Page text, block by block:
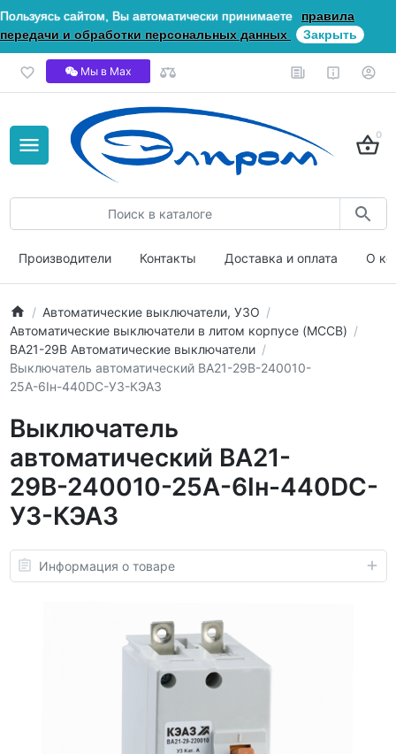
Пользуясь сайтом, Вы автоматически принимаете
правила
передачи и обработки персональных данных
Закрыть
Мы в Мах
0
Производители Контакты Доставка и оплата О
Автоматические выключатели, УЗО
Автоматические выключатели в литом корпусе (MCCB)
ВА21-29В Автоматические выключатели
Выключатель автоматический ВА21-29В-240010-
25А-6Iн-440DC-У3-КЭАЗ
Выключатель
автоматический ВА21-
29В-240010-25А-6Iн-440DC-
У3-КЭАЗ
Информация о товаре